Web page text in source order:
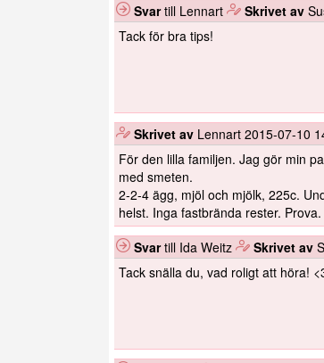
Svartill Lennart Skrivet av
Tack för bra tips!
Skrivet av Lennart 2015-07-10
För den lilla familjen. Jag gör min
med smeten.
2-2-4 ägg, mjöl och mjölk, 225c.
helst. Inga fastbrända rester. Prova.
Svartill Ida Weitz Skrivet av
Tack snälla du, vad roligt att höra!